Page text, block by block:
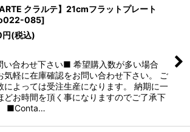
クラルテ】21cmフラットプレート
085]
円(税込)
合わせ下さい■ 希望購入数が多い場合
気軽に在庫確認をお問い合わせ下さい。 ご
によっては受注生産になります。 納期に一
どお時間を頂く事になりますのでご了承下
■Conta…